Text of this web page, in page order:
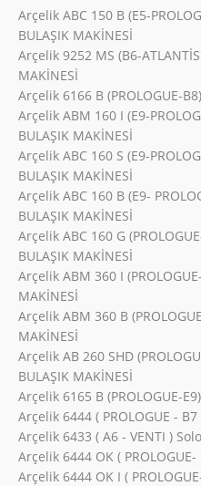
Arçelik ABC 150 B (E5-
BULAŞIK MAKİNESİ
Arçelik 9252 MS (B6-
MAKİNESİ
Arçelik 6166 B (PROLOGUE-
Arçelik ABM 160 I (E9-
BULAŞIK MAKİNESİ
Arçelik ABC 160 S (E9-
BULAŞIK MAKİNESİ
Arçelik ABC 160 B (E9-
BULAŞIK MAKİNESİ
Arçelik ABC 160 G
BULAŞIK MAKİNESİ
Arçelik ABM 360 I
MAKİNESİ
Arçelik ABM 360 B
MAKİNESİ
Arçelik AB 260 SHD
BULAŞIK MAKİNESİ
Arçelik 6165 B (PROLOGUE-
Arçelik 6444 ( PROLOGUE -
Arçelik 6433 ( A6 - VENTI )
Arçelik 6444 OK ( PROLOGUE-
Arçelik 6444 OK I (